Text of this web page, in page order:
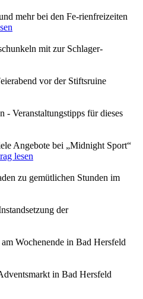
mehr bei den Fe-rienfreizeiten
mit zur Schlager-
vor der Stiftsruine
- Veranstaltungstipps für dieses
Angebote bei „Midnight Sport“
lesen
zu gemütlichen Stunden im
der
Wochenende in Bad Hersfeld
in Bad Hersfeld